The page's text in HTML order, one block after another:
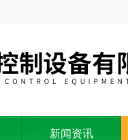
新闻资讯